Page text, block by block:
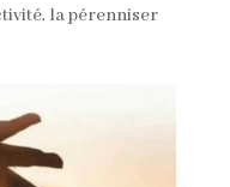
la pérenniser